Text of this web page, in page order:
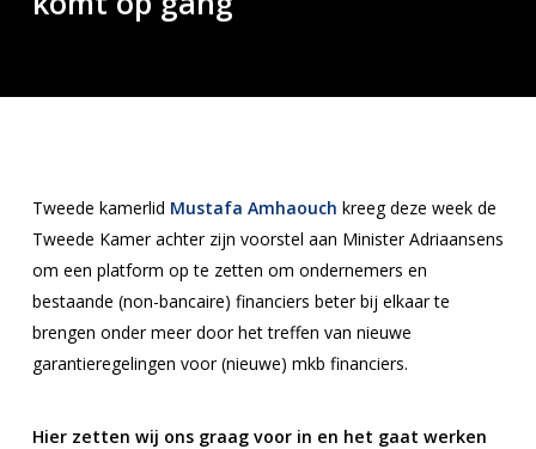
Tweede kamerlid Mustafa Amhaouch kreeg deze week de
Tweede Kamer achter zijn voorstel aan Minister Adriaansens
om een platform op te zetten om ondernemers en
bestaande (non-bancaire) financiers beter bij elkaar te
brengen onder meer door het treffen van nieuwe
garantieregelingen voor (nieuwe) mkb financiers.
Hier zetten wij ons graag voor in en het gaat werken